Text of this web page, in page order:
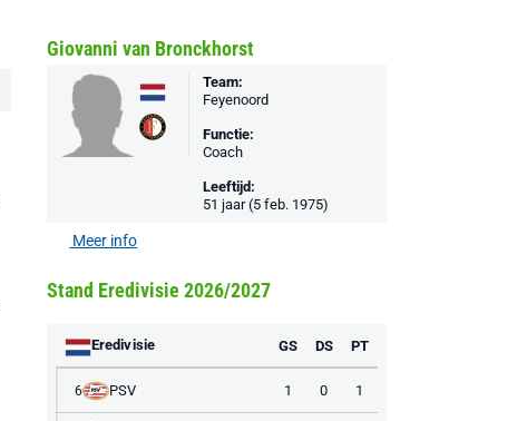
Giovanni van Bronckhorst
Team:
Feyenoord
Functie:
Coach
Leeftijd:
51 jaar (5 feb. 1975)
Meer info
Stand Eredivisie 2026/2027
Eredivisie GS DS PT
6 PSV 1 0 1